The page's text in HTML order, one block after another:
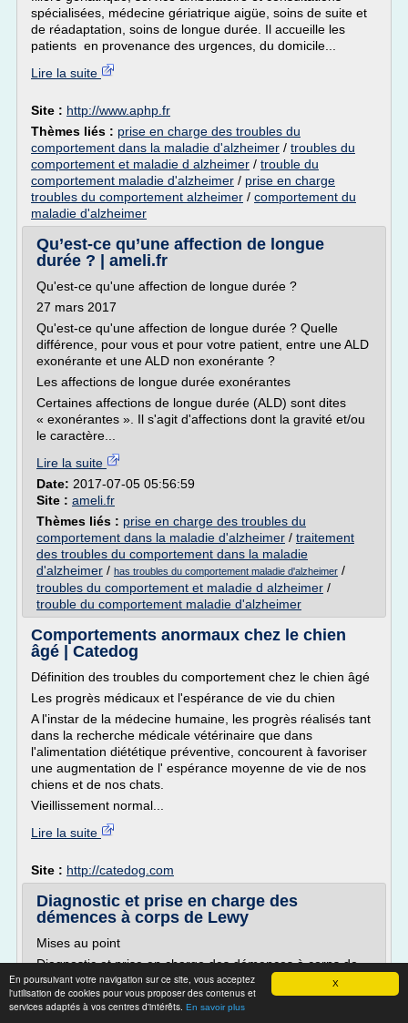
X
En poursuivant votre navigation sur ce site, vous acceptez
l'utilisation de cookies pour vous proposer des contenus et
services adaptés à vos centres d'intérêts. En savoir plus
spécialisées, médecine gériatrique aigüe, soins de suite et
de réadaptation, soins de longue durée. Il accueille les
patients en provenance des urgences, du domicile...
Lire la suite
Site : http://www.aphp.fr
Thèmes liés : prise en charge des troubles du
comportement dans la maladie d'alzheimer / troubles du
comportement et maladie d alzheimer / trouble du
comportement maladie d'alzheimer / prise en charge
troubles du comportement alzheimer / comportement du
maladie d'alzheimer
Qu’est-ce qu’une affection de longue
durée ? | ameli.fr
Qu'est-ce qu'une affection de longue durée ?
27 mars 2017
Qu'est-ce qu'une affection de longue durée ? Quelle
différence, pour vous et pour votre patient, entre une ALD
exonérante et une ALD non exonérante ?
Les affections de longue durée exonérantes
Certaines affections de longue durée (ALD) sont dites
« exonérantes ». Il s'agit d'affections dont la gravité et/ou
le caractère...
Lire la suite
Date: 2017-07-05 05:56:59
Site : ameli.fr
Thèmes liés : prise en charge des troubles du
comportement dans la maladie d'alzheimer / traitement
des troubles du comportement dans la maladie
d'alzheimer / has troubles du comportement maladie d'alzheimer /
troubles du comportement et maladie d alzheimer /
trouble du comportement maladie d'alzheimer
Comportements anormaux chez le chien
âgé | Catedog
Définition des troubles du comportement chez le chien âgé
Les progrès médicaux et l'espérance de vie du chien
A l'instar de la médecine humaine, les progrès réalisés tant
dans la recherche médicale vétérinaire que dans
l'alimentation diététique préventive, concourent à favoriser
une augmentation de l' espérance moyenne de vie de nos
chiens et de nos chats.
Vieillissement normal...
Lire la suite
Site : http://catedog.com
Diagnostic et prise en charge des
démences à corps de Lewy
Mises au point
Diagnostic et prise en charge des démences à corps de
Lewy
Une mise à jour de la conférence de consensus pour le